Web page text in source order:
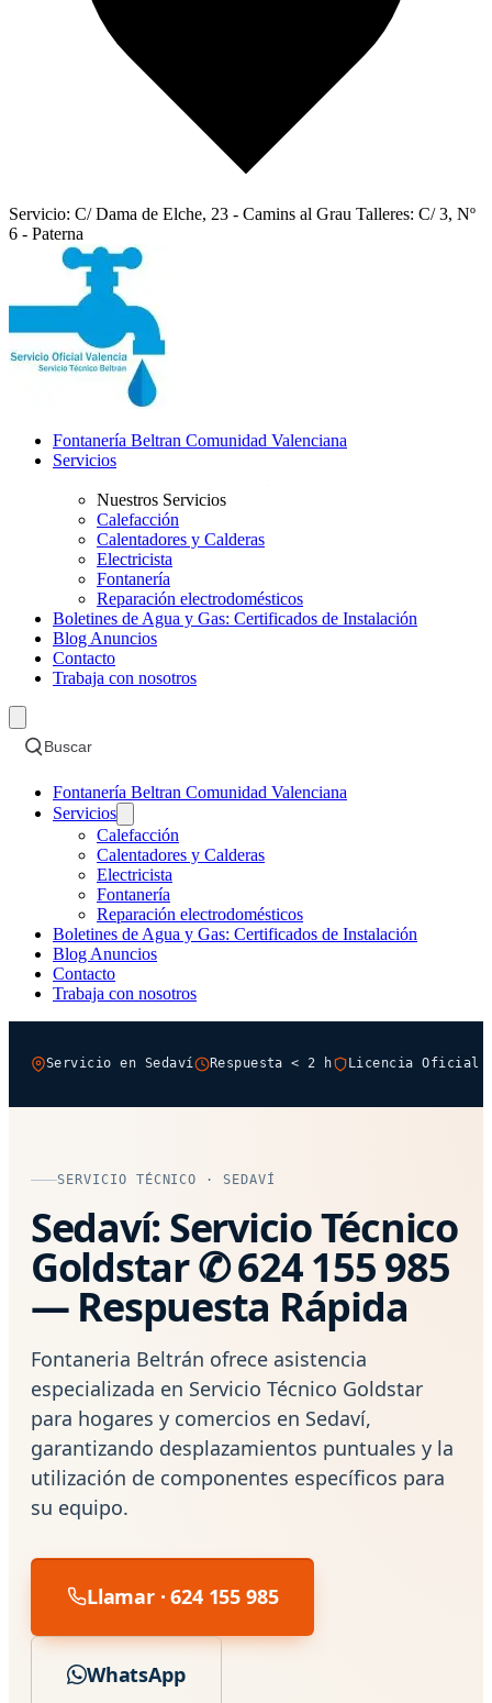
Servicio: C/ Dama de Elche, 23 - Camins al Grau Talleres: C/ 3, Nº
6 - Paterna
Fontanería Beltran Comunidad Valenciana
Servicios
Nuestros Servicios
Calefacción
Calentadores y Calderas
Electricista
Fontanería
Reparación electrodomésticos
Boletines de Agua y Gas: Certificados de Instalación
Blog Anuncios
Contacto
Trabaja con nosotros
Buscar
Fontanería Beltran Comunidad Valenciana
Servicios
Calefacción
Calentadores y Calderas
Electricista
Fontanería
Reparación electrodomésticos
Boletines de Agua y Gas: Certificados de Instalación
Blog Anuncios
Contacto
Trabaja con nosotros
Servicio en Sedaví Respuesta < 2 h Licencia Oficial
SERVICIO TÉCNICO · SEDAVÍ
Sedaví: Servicio Técnico
Goldstar ✆ 624 155 985
— Respuesta Rápida
Fontaneria Beltrán ofrece asistencia
especializada en Servicio Técnico Goldstar
para hogares y comercios en Sedaví,
garantizando desplazamientos puntuales y la
utilización de componentes específicos para
su equipo.
Llamar · 624 155 985
WhatsApp